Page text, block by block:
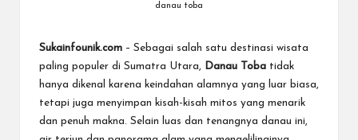
danau toba
Sukainfounik.com – Sebagai salah satu destinasi wisata
paling populer di Sumatra Utara,
Danau Toba tidak
hanya dikenal karena keindahan alamnya yang luar biasa,
tetapi juga menyimpan kisah-kisah mitos yang menarik
dan penuh makna. Selain luas dan tenangnya danau ini,